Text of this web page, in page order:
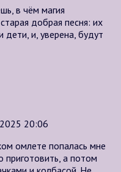
в чём магия
добрая песня: их
и, уверена, будут
20:06
омлете попалась мне
приготовить, а потом